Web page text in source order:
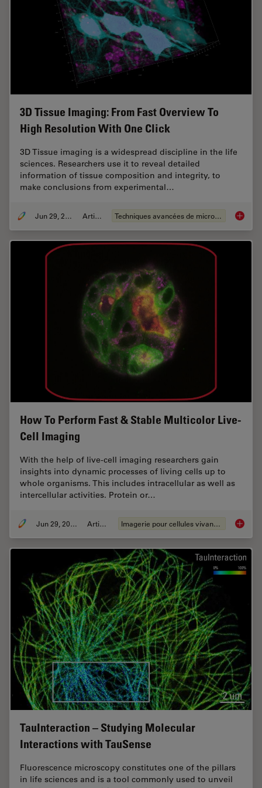
3D Tissue Imaging: From Fast Overview To
High Resolution With One Click
3D Tissue imaging is a widespread discipline in the life
sciences. Researchers use it to reveal detailed
information of tissue composition and integrity, to
make conclusions from experimental…
Jun 29, 2022 Article Techniques avancées de microscopie 3D
How To Perform Fast & Stable Multicolor Live-
Cell Imaging
With the help of live-cell imaging researchers gain
insights into dynamic processes of living cells up to
whole organisms. This includes intracellular as well as
intercellular activities. Protein or…
Jun 29, 2022 Article Imagerie pour cellules vivantes How
TauInteraction – Studying Molecular
Interactions with TauSense
Fluorescence microscopy constitutes one of the pillars
in life sciences and is a tool commonly used to unveil